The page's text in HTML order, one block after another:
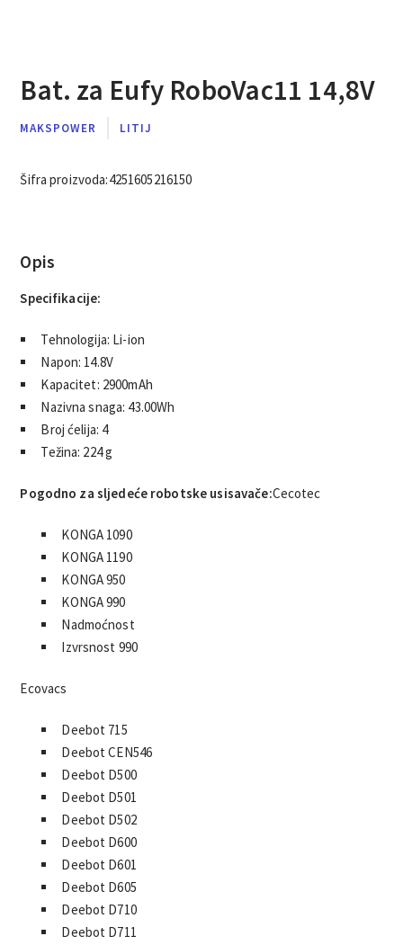
Bat. za Eufy RoboVac11 14,8V
MAKSPOWER LITIJ
Šifra proizvoda:4251605216150
Opis
Specifikacije:
Tehnologija: Li-ion
Napon: 14.8V
Kapacitet: 2900mAh
Nazivna snaga: 43.00Wh
Broj ćelija: 4
Težina: 224 g
Pogodno za sljedeće robotske usisavače:Cecotec
KONGA 1090
KONGA 1190
KONGA 950
KONGA 990
Nadmoćnost
Izvrsnost 990
Ecovacs
Deebot 715
Deebot CEN546
Deebot D500
Deebot D501
Deebot D502
Deebot D600
Deebot D601
Deebot D605
Deebot D710
Deebot D711